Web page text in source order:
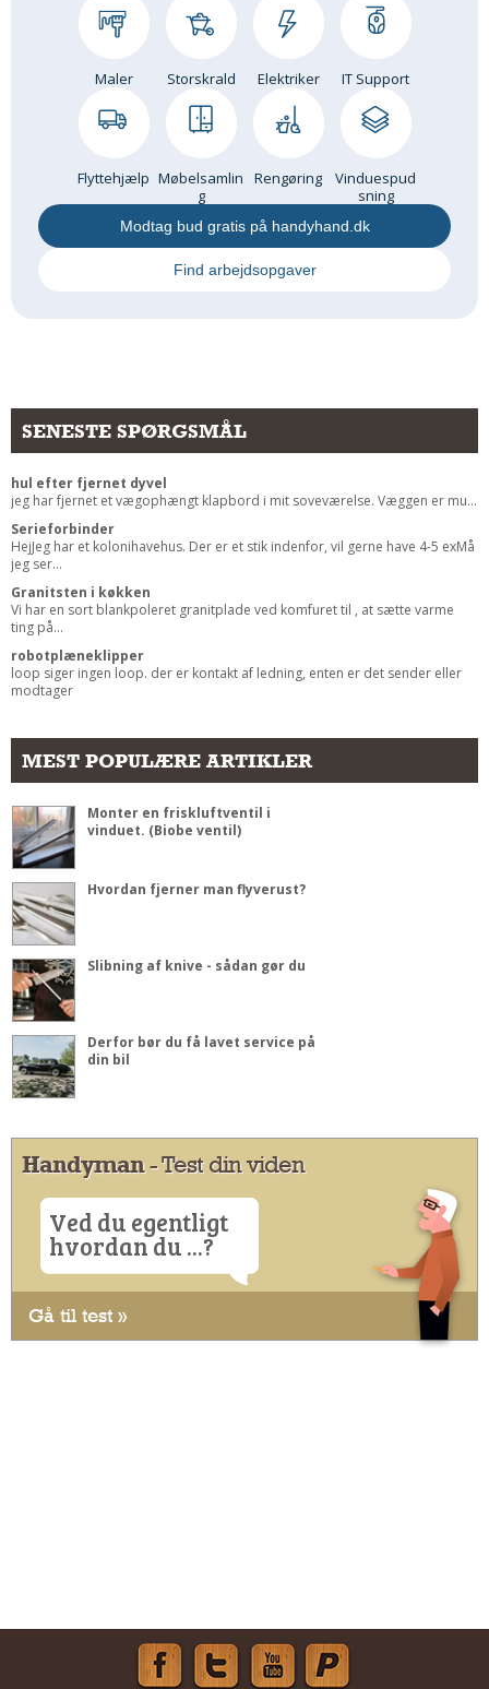
Beplantning
Skadedyr
Om Værktøj
Andet
Maler Storskrald Elektriker IT Support
Flyttehjælp Møbelsamlin
g
Rengøring
Vinduespud
sning
Modtag bud gratis på handyhand.dk
Find arbejdsopgaver
SENESTE SPØRGSMÅL
hul efter fjernet dyvel
jeg har fjernet et vægophængt klapbord i mit soveværelse. Væggen er mu...
Serieforbinder
HejJeg har et kolonihavehus. Der er et stik indenfor, vil gerne have 4-5 exMå
jeg ser...
Granitsten i køkken
Vi har en sort blankpoleret granitplade ved komfuret til , at sætte varme
ting på...
robotplæneklipper
loop siger ingen loop. der er kontakt af ledning, enten er det sender eller
modtager
MEST POPULÆRE ARTIKLER
Monter en friskluftventil i
vinduet. (Biobe ventil)
Hvordan fjerner man flyverust?
Slibning af knive - sådan gør du
Derfor bør du få lavet service på
din bil
Handyman- Test din viden
Ved du egentligt
hvordan du ...?
Gå til test »